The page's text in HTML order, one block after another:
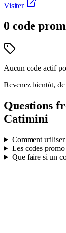
Visiter
0 code
Aucun code actif
Revenez bientôt,
Questions
Catimini
Comment
Les codes promo
Que faire si un